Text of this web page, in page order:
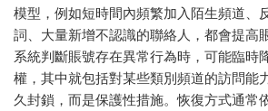
模型，例如短時間內頻繁加入陌生頻道、
詞、大量新增不認識的聯絡人，都會提高
系統判斷賬號存在異常行為時，可能臨時
權，其中就包括對某些類別頻道的訪問能
久封鎖，而是保護性措施。恢復方式通常